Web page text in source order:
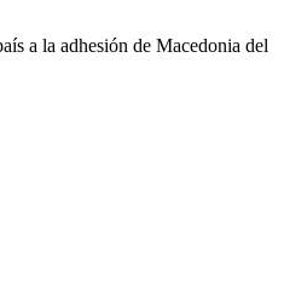
a la adhesión de Macedonia del